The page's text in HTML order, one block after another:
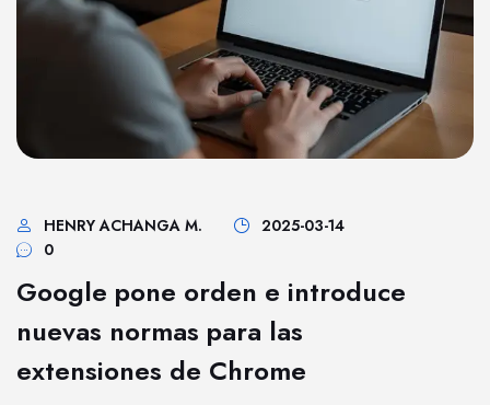
HENRY ACHANGA M.
2025-03-14
0
Google pone orden e introduce
nuevas normas para las
extensiones de Chrome